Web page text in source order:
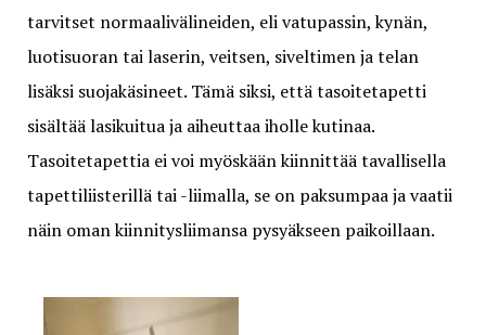
tarvitset normaalivälineiden, eli vatupassin, kynän,
luotisuoran tai laserin, veitsen, siveltimen ja telan
lisäksi suojakäsineet. Tämä siksi, että tasoitetapetti
sisältää lasikuitua ja aiheuttaa iholle kutinaa.
Tasoitetapettia ei voi myöskään kiinnittää tavallisella
tapettiliisterillä tai -liimalla, se on paksumpaa ja vaatii
näin oman kiinnitysliimansa pysyäkseen paikoillaan.